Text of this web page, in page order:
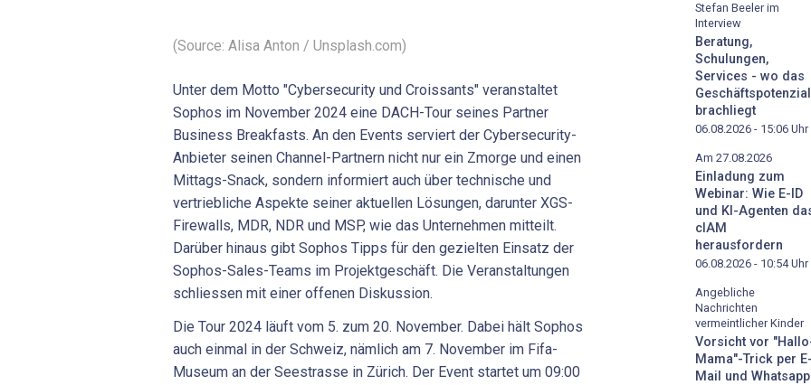
(Source: Alisa Anton / Unsplash.com)
Unter dem Motto "Cybersecurity und Croissants" veranstaltet
Sophos im November 2024 eine DACH-Tour seines Partner
Business Breakfasts. An den Events serviert der Cybersecurity-
Anbieter seinen Channel-Partnern nicht nur ein Zmorge und einen
Mittags-Snack, sondern informiert auch über technische und
vertriebliche Aspekte seiner aktuellen Lösungen, darunter XGS-
Firewalls, MDR, NDR und MSP, wie das Unternehmen mitteilt.
Darüber hinaus gibt Sophos Tipps für den gezielten Einsatz der
Sophos-Sales-Teams im Projektgeschäft. Die Veranstaltungen
schliessen mit einer offenen Diskussion.
Die Tour 2024 läuft vom 5. zum 20. November. Dabei hält Sophos
auch einmal in der Schweiz, nämlich am 7. November im Fifa-
Museum an der Seestrasse in Zürich. Der Event startet um 09:00
Stefan Beeler im
Interview
Beratung,
Schulungen,
Services - wo das
Geschäftspotenzial
brachliegt
06.08.2026 - 15:06 Uhr
Am 27.08.2026
Einladung zum
Webinar: Wie E-ID
und KI-Agenten
cIAM
herausfordern
06.08.2026 - 10:54Uhr
Angebliche
Nachrichten
vermeintlicher Kinder
Vorsicht vor
Mama"-Trick per E-
Mail und Whatsapp